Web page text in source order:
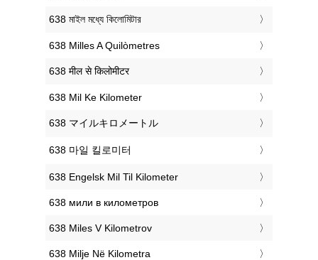
‎638 মাইল মধ্যে কিলোমিটার
‎638 Milles A Quilòmetres
‎638 मील से किलोमीटर
‎638 Mil Ke Kilometer
‎638 マイルキロメートル
‎638 마일 킬로미터
‎638 Engelsk Mil Til Kilometer
‎638 мили в километров
‎638 Miles V Kilometrov
‎638 Milje Në Kilometra